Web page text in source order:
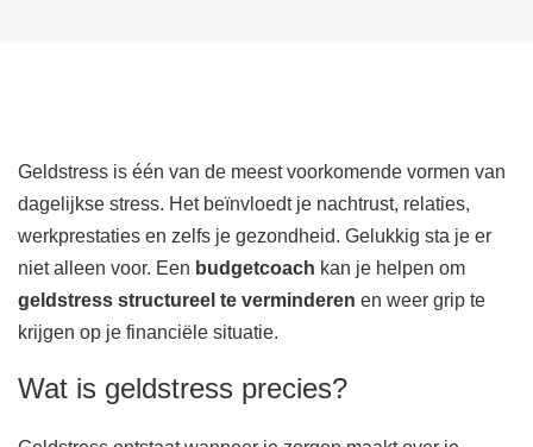
Geldstress is één van de meest voorkomende vormen van
dagelijkse stress. Het beïnvloedt je nachtrust, relaties,
werkprestaties en zelfs je gezondheid. Gelukkig sta je er
niet alleen voor. Een budgetcoach kan je helpen om
geldstress structureel te verminderen en weer grip te
krijgen op je financiële situatie.
Wat is geldstress precies?